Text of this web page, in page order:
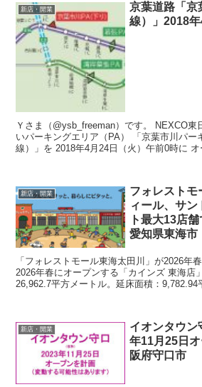
新店・開業
京葉道路「京
線）」2018
Ｙさま（@ysb_freeman）です。 NEXCO東日本が 京葉道路に 新し
いパーキングエリア（PA） 「京葉市川パー
線）」を 2018年4月24日（火）午前0時に オ
新店・開業
フォレストモ
ィール、サ
ト最大13店
愛知県東海市
「フォレストモール東海太田川」が2026年
2026年春にオープンする「カインズ 東海店
26,962.7平方メートル。延床面積：9,782.94
新店・開業
イオンタウン
年11月25日
阪府守口市